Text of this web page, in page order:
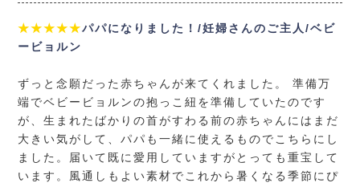
★★★★★パパになりました！/妊婦さんのご主人/ベビ
ービョルン
ずっと念願だった赤ちゃんが来てくれました。 準備万
端でベビービョルンの抱っこ紐を準備していたのです
が、生まれたばかりの首がすわる前の赤ちゃんにはまだ
大きい気がして、パパも一緒に使えるものでこちらにし
ました。届いて既に愛用していますがとっても重宝して
います。風通しもよい素材でこれから暑くなる季節にぴ